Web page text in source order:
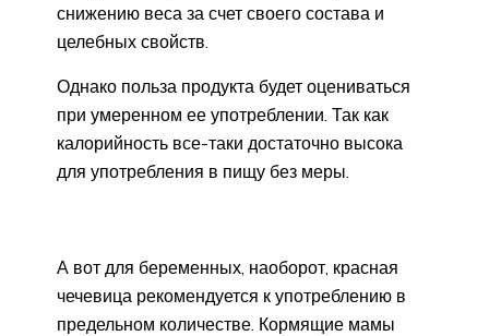
снижению веса за счет своего состава и
целебных свойств.
Однако польза продукта будет оцениваться
при умеренном ее употреблении. Так как
калорийность все-таки достаточно высока
для употребления в пищу без меры.
А вот для беременных, наоборот, красная
чечевица рекомендуется к употреблению в
предельном количестве. Кормящие мамы